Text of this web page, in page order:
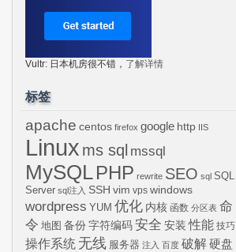
Vultr: 日本机房很不错， 了解详情
标签
apache centos firefox google http IIS
Linux ms sql mssql
MySQLPHP rewrite SEO sql SQL
Server sql注入 SSH vim vps windows
wordpress YUM 优化 内核 函数 分区表 命
令 地图 备份 字符编码 安全 安装 性能 技巧
操作系统 无线 服务器 注入 百度 破解硬盘